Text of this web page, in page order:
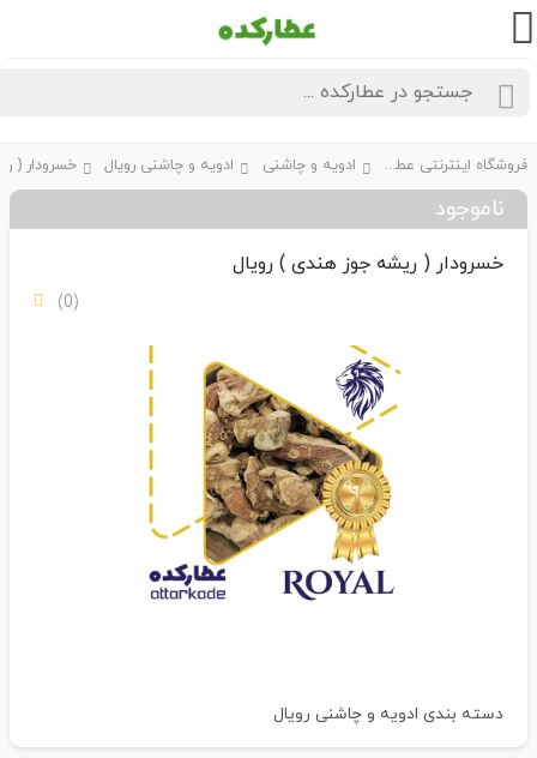
فروشگاه اینترنتی عطارکده ادویه و چاشنی ادویه و چاشنی رویال
ناموجود
خسرودار ( ریشه جوز هندی ) رویال
دسته بندیادویه و چاشنی رویال